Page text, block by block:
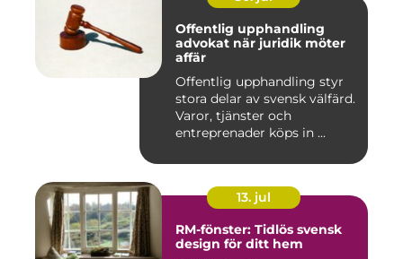
Offentlig upphandling
advokat när juridik möter
affär
Offentlig upphandling styr
stora delar av svensk välfärd.
Varor, tjänster och
entreprenader köps in ...
13. jul
RM-fönster: Tidlös svensk
design för ditt hem